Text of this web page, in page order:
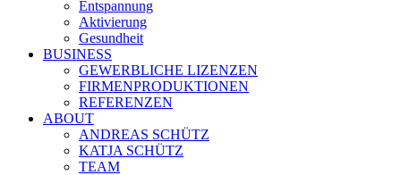
Entspannung
Aktivierung
Gesundheit
BUSINESS
GEWERBLICHE LIZENZEN
FIRMENPRODUKTIONEN
REFERENZEN
ABOUT
ANDREAS SCHÜTZ
KATJA SCHÜTZ
TEAM